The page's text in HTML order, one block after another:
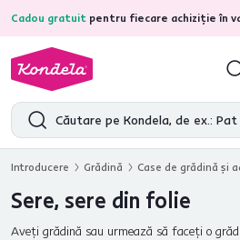
Cadou gratuit pentru fiecare achiziție în
4,7 31.285recenzii de
Introducere Grădină Case de grădină şi
Sere, sere din folie
Aveţi grădină sau urmează să faceţi o